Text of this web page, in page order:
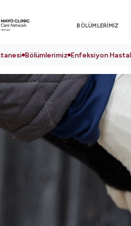
BÖLÜMLERİMİZ
Bölümlerimiz Enfeksiyon